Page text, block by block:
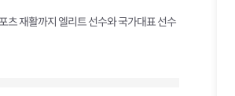
츠 재활까지 엘리트 선수와 국가대표 선수